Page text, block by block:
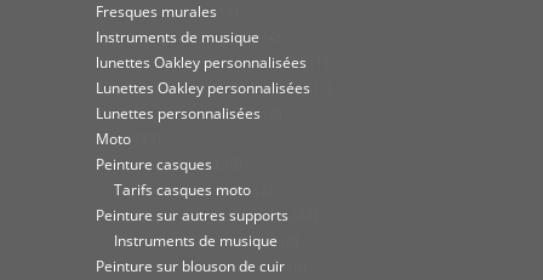
Fresques murales
Instruments de musique
lunettes Oakley personnalisées
Lunettes Oakley personnalisées
Lunettes personnalisées
Moto
Peinture casques
Tarifs casques moto
Peinture sur autres supports
Instruments de musique
Peinture sur blouson de cuir